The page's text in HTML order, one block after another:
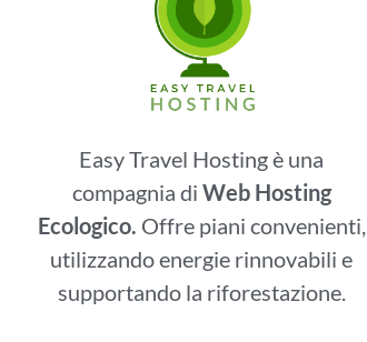
Easy Travel Hosting è una
compagnia di Web Hosting
Ecologico. Offre piani convenienti,
utilizzando energie rinnovabili e
supportando la riforestazione.